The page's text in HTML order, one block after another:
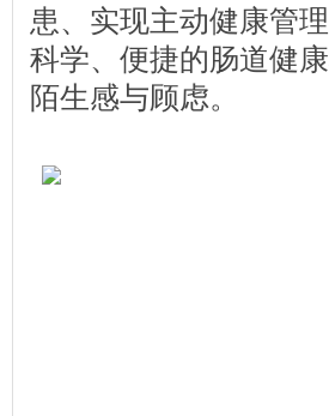
患、实现主动健康管
科学、便捷的肠道健
陌生感与顾虑。